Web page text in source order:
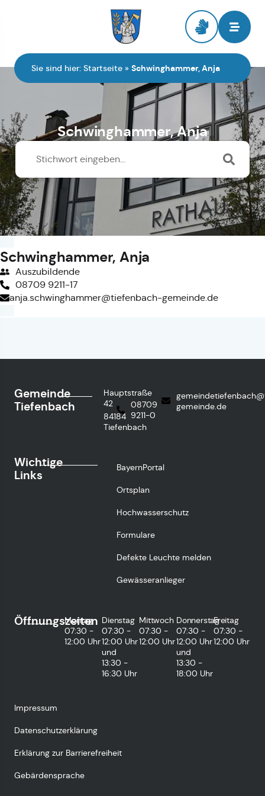
Sie sind hier: Startseite » Schwinghammer, Anja
Schwinghammer, Anja
Schwinghammer, Anja
Auszubildende
08709 9211-17
anja.schwinghammer@tiefenbach-gemeinde.de
Gemeinde
Tiefenbach
Hauptstraße
42
84184
Tiefenbach
08709
9211-0
gemeinde.de
Wichtige
Links
BayernPortal
Ortsplan
Hochwasserschutz
Formulare
Defekte Leuchte melden
Gewässeranlieger
Öffnungszeiten
Montag
07:30 -
12:00 Uhr
Dienstag
07:30 -
12:00 Uhr
und
13:30 -
16:30 Uhr
Mittwoch
07:30 -
12:00 Uhr
Donnerstag
07:30 -
12:00 Uhr
und
13:30 -
18:00 Uhr
Freitag
07:30 -
12:00 Uhr
Impressum
Datenschutzerklärung
Erklärung zur Barrierefreiheit
Gebärdensprache